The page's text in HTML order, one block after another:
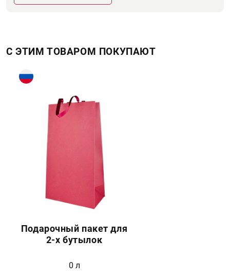
С ЭТИМ ТОВАРОМ ПОКУПАЮТ
Подарочный пакет для
2-х бутылок
0 л